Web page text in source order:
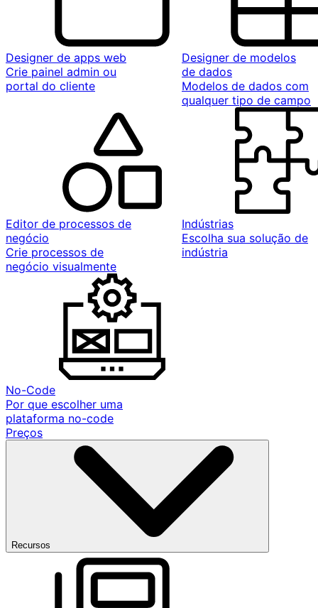
Designer de apps web
Crie painel admin ou
portal do cliente
Designer de modelos
de dados
Modelos de dados com
qualquer tipo de campo
Editor de processos de
negócio
Crie processos de
negócio visualmente
Indústrias
Escolha sua solução de
indústria
No-Code
Por que escolher uma
plataforma no-code
Preços
Recursos